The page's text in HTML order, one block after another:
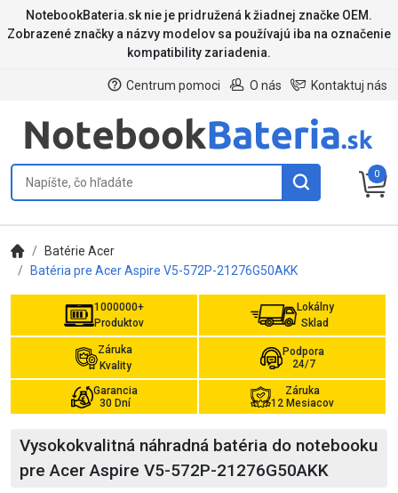
NotebookBateria.sk nie je pridružená k žiadnej značke OEM.
Zobrazené značky a názvy modelov sa používajú iba na označenie
kompatibility zariadenia.
Kontaktuj nás
O nás
Centrum pomoci
0
Batérie Acer
Batéria pre Acer Aspire V5-572P-21276G50AKK
1000000+
Produktov
Lokálny
Sklad
Záruka
Kvality
Podpora
24/7
Garancia
30 Dní
Záruka
12 Mesiacov
Vysokokvalitná náhradná batéria do notebooku
pre Acer Aspire V5-572P-21276G50AKK